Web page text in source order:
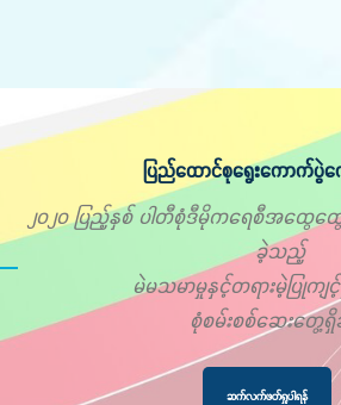
ပြည်ထောင်စုရွေးကောက်ပွဲ
၂၀၂၀ ပြည့်နှစ် ပါတီစုံဒီမိုကရေစီအထွေထွ
ခဲ့သည့်
မဲမသမာမှုနှင့်တရားမဲ့ပြုကျင့်
စုံစမ်းစစ်ဆေးတွေ့ရှိ
ဆက်လက်ဖတ်ရှုပါရန်